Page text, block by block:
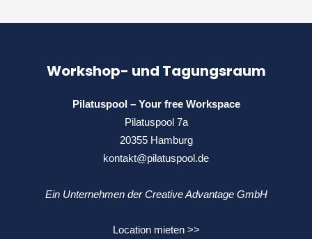
Workshop- und Tagungsraum
Pilatuspool – Your free Workspace
Pilatuspool 7a
20355 Hamburg
kontakt@pilatuspool.de
Ein Unternehmen der Creative Advantage GmbH
Location mieten >>